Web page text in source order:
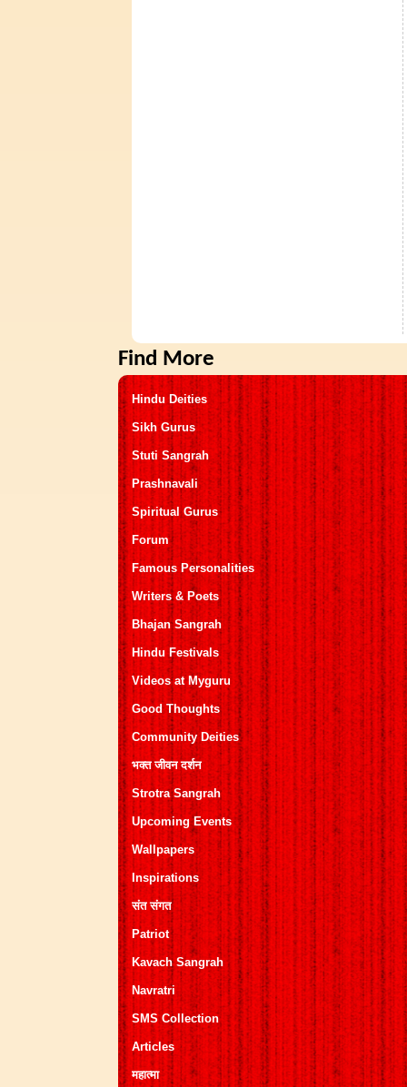
Find More
Hindu Deities
Sikh Gurus
Stuti Sangrah
Prashnavali
Spiritual Gurus
Forum
Famous Personalities
Writers & Poets
Bhajan Sangrah
Hindu Festivals
Videos at Myguru
Good Thoughts
Community Deities
भक्त जीवन दर्शन
Strotra Sangrah
Upcoming Events
Wallpapers
Inspirations
संत संगत
Patriot
Kavach Sangrah
Navratri
SMS Collection
Articles
महात्मा